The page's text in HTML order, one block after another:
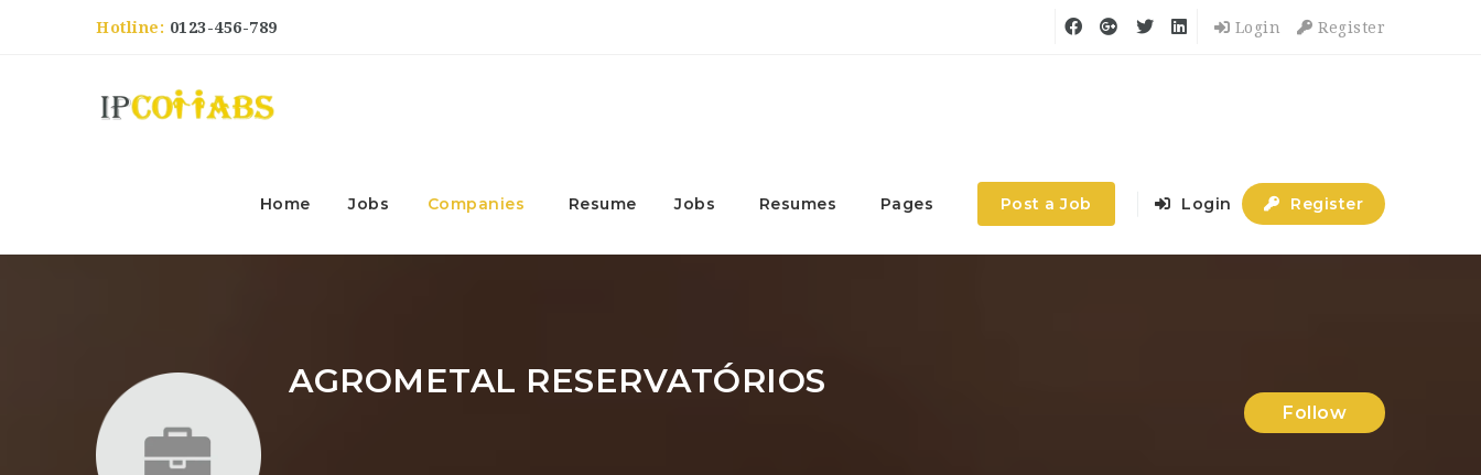
Hotline: 0123-456-789 Login Register
Home Jobs Companies Resume Jobs Resumes Pages Post a Job Login Register
AGROMETAL RESERVATÓRIOS
Follow